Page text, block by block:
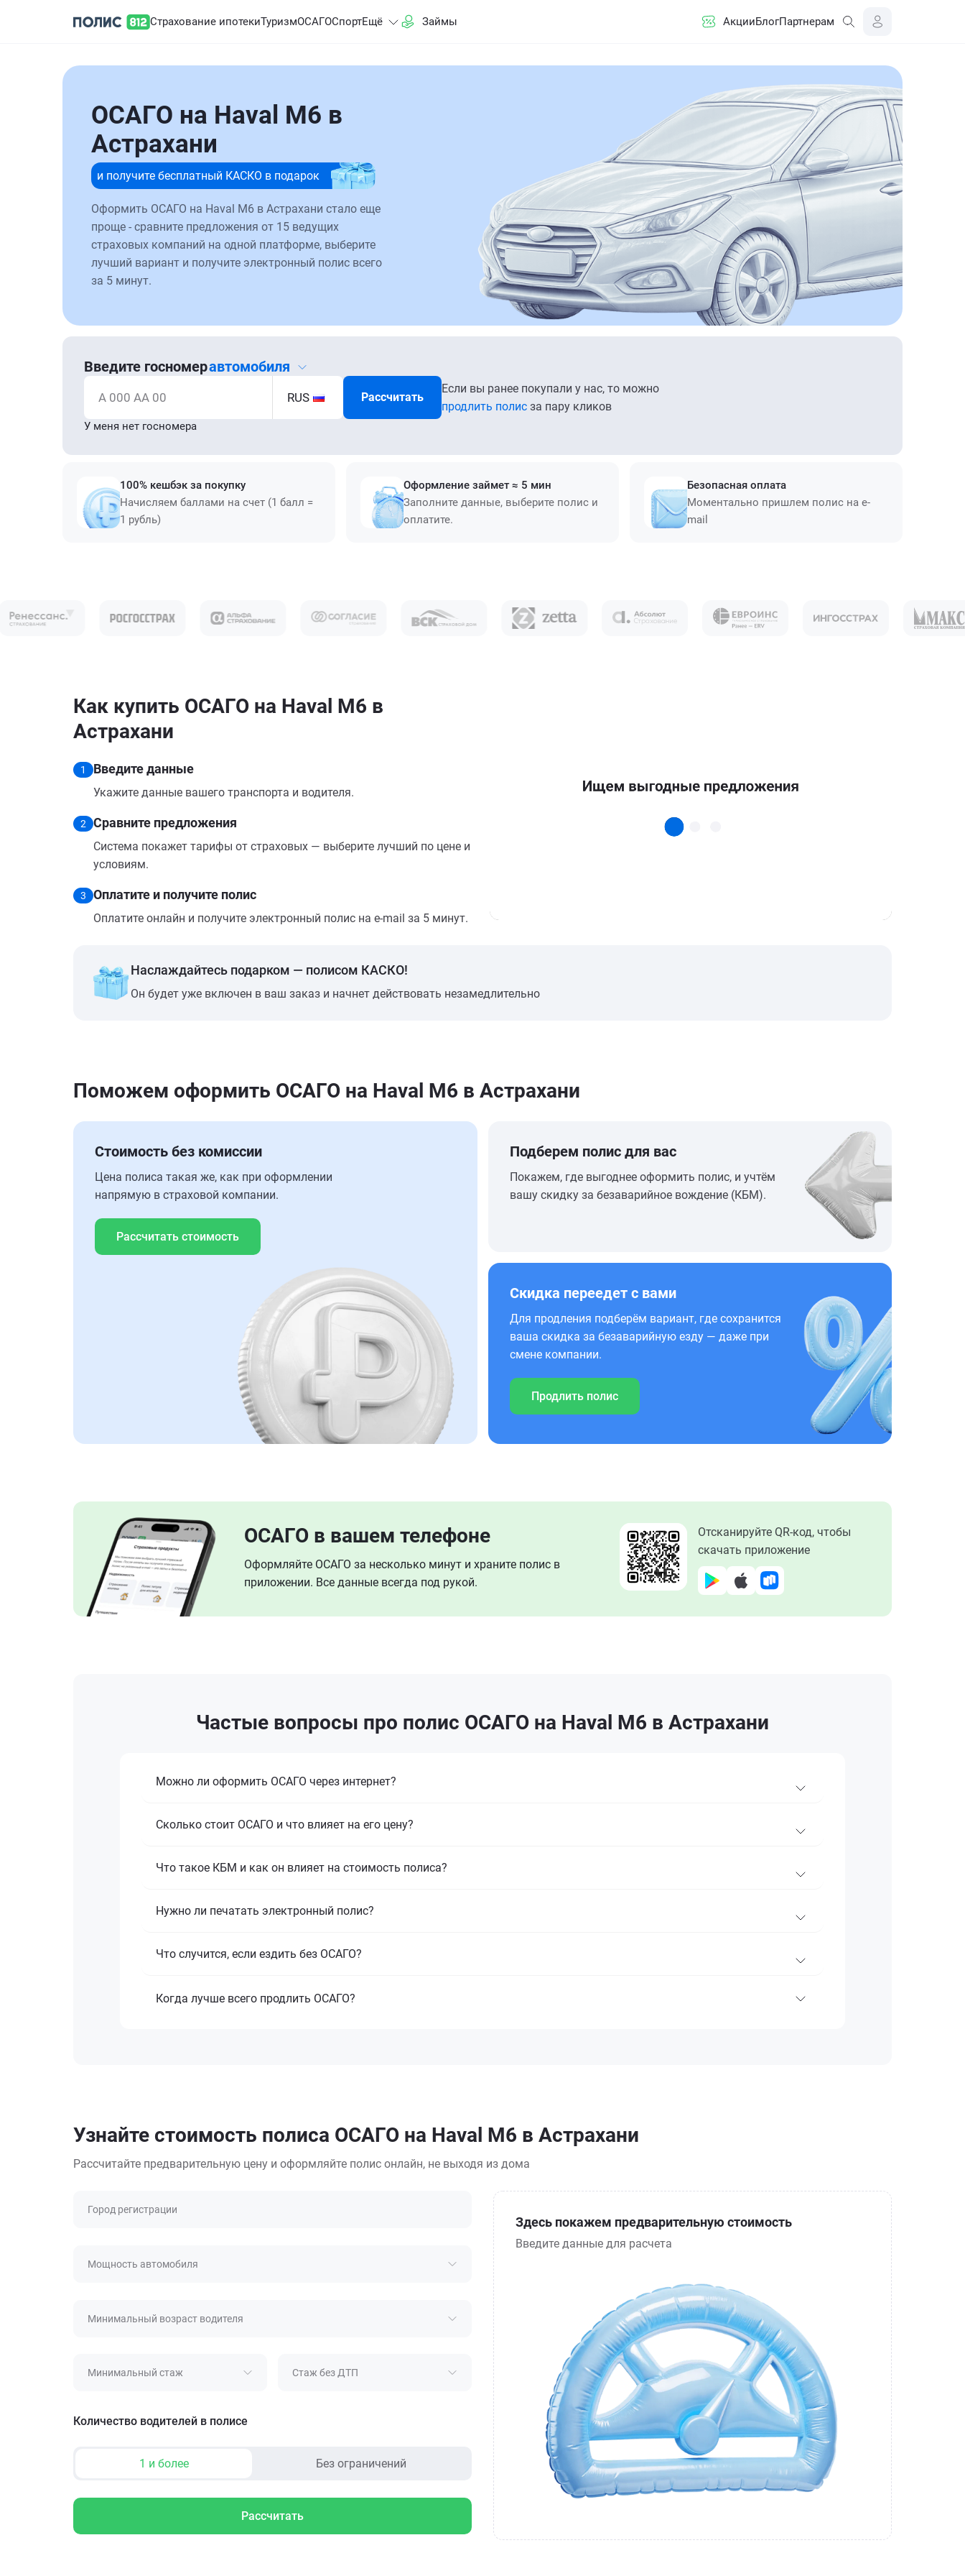
Страхование ипотекиТуризмОСАГОСпортЕщё Займы АкцииБлогПартнерам
ОСАГО на Haval M6 в
Астрахани
и получите бесплатный КАСКО в подарок
Оформить ОСАГО на Haval M6 в Астрахани стало еще
проще - сравните предложения от 15 ведущих
страховых компаний на одной платформе, выберите
лучший вариант и получите электронный полис всего
за 5 минут.
Введите госномеравтомобиля
А 000 АА 00 RUS Рассчитать
Если вы ранее покупали у нас, то можно
продлить полис за пару кликов
У меня нет госномера
100% кешбэк за покупку
Начисляем баллами на счет (1 балл =
1 рубль)
Оформление займет ≈ 5 мин
Заполните данные, выберите полис и
оплатите.
Безопасная оплата
Моментально пришлем полис на e-
mail
Как купить ОСАГО на Haval M6 в
Астрахани
1 Введите данные
Укажите данные вашего транспорта и водителя.
2 Сравните предложения
Система покажет тарифы от страховых — выберите лучший по цене и
условиям.
3 Оплатите и получите полис
Оплатите онлайн и получите электронный полис на e-mail за 5 минут.
Наслаждайтесь подарком — полисом КАСКО!
Он будет уже включен в ваш заказ и начнет действовать незамедлительно
Поможем оформить ОСАГО на Haval M6 в Астрахани
Стоимость без комиссии
Цена полиса такая же, как при оформлении
напрямую в страховой компании.
Рассчитать стоимость
Подберем полис для вас
Покажем, где выгоднее оформить полис, и учтём
вашу скидку за безаварийное вождение (КБМ).
Скидка переедет с вами
Для продления подберём вариант, где сохранится
ваша скидка за безаварийную езду — даже при
смене компании.
Продлить полис
ОСАГО в вашем телефоне
Оформляйте ОСАГО за несколько минут и храните полис в
приложении. Все данные всегда под рукой.
Отсканируйте QR-код, чтобы
скачать приложение
Частые вопросы про полис ОСАГО на Haval M6 в Астрахани
Можно ли оформить ОСАГО через интернет?
Сколько стоит ОСАГО и что влияет на его цену?
Что такое КБМ и как он влияет на стоимость полиса?
Нужно ли печатать электронный полис?
Что случится, если ездить без ОСАГО?
Когда лучше всего продлить ОСАГО?
Узнайте стоимость полиса ОСАГО на Haval M6 в Астрахани
Рассчитайте предварительную цену и оформляйте полис онлайн, не выходя из дома
Город регистрации
Мощность автомобиля
Минимальный возраст водителя
Минимальный стаж Стаж без ДТП
Количество водителей в полисе
1 и более Без ограничений
Рассчитать
Здесь покажем предварительную стоимость
Введите данные для расчета